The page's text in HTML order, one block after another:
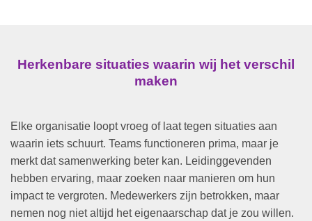
Herkenbare situaties waarin wij het verschil
maken
Elke organisatie loopt vroeg of laat tegen situaties aan
waarin iets schuurt. Teams functioneren prima, maar je
merkt dat samenwerking beter kan. Leidinggevenden
hebben ervaring, maar zoeken naar manieren om hun
impact te vergroten. Medewerkers zijn betrokken, maar
nemen nog niet altijd het eigenaarschap dat je zou willen.